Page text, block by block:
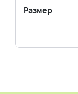
Размер